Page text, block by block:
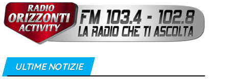
ULTIME NOTIZIE